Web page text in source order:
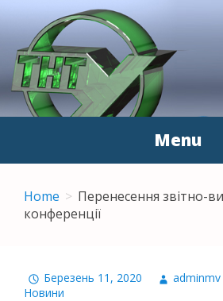
ПРАЦІВНИКІВ
З повагою до людей
Menu
Home
Перенесення звітно-
конференції
Березень 11, 2020 adminmv
Новини